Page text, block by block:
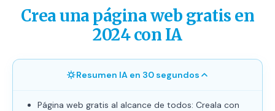
Publicidad Digital
Growth Youtube ↗
Crea una página web gratis en
2024 con IA
Resumen IA en 30 segundos
Página web gratis al alcance de todos: Creala con